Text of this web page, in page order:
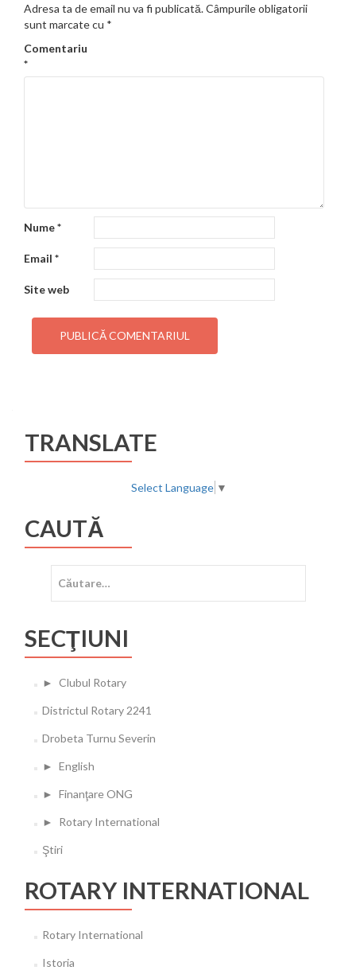
Adresa ta de email nu va fi publicată.Câmpurile obligatorii
sunt marcate cu *
Comentariu
*
Nume*
Email *
Site web
TRANSLATE
Select Language ▼
CAUTĂ
după:
SECŢIUNI
► Clubul Rotary
Districtul Rotary 2241
Drobeta Turnu Severin
► English
► Finanţare ONG
► Rotary International
Ştiri
ROTARY INTERNATIONAL
Rotary International
Istoria